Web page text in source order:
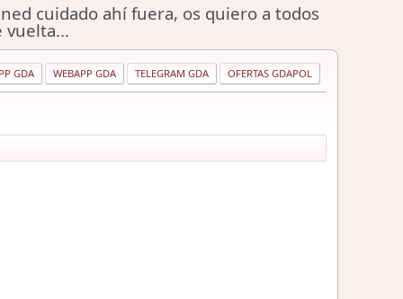
cuidado ahí fuera, os quiero a todos
vuelta...
GDA WEBAPP GDA TELEGRAM GDA OFERTAS GDAPOL